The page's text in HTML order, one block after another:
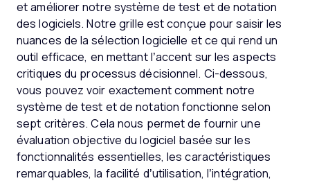
et améliorer notre système de test et de notation
des logiciels. Notre grille est conçue pour saisir les
nuances de la sélection logicielle et ce qui rend un
outil efficace, en mettant l’accent sur les aspects
critiques du processus décisionnel. Ci-dessous,
vous pouvez voir exactement comment notre
système de test et de notation fonctionne selon
sept critères. Cela nous permet de fournir une
évaluation objective du logiciel basée sur les
fonctionnalités essentielles, les caractéristiques
remarquables, la facilité d’utilisation, l’intégration,